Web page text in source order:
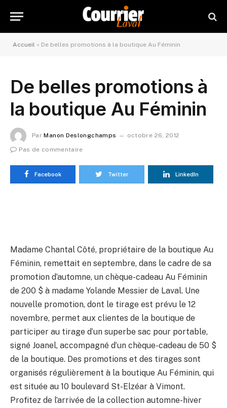
Accueil » De belles promotions à la boutique Au Féminin
De belles promotions à
la boutique Au Féminin
Par Manon Deslongchamps
octobre 26, 2012
Pas de commentaire
Facebook Twitter LinkedIn
Madame Chantal Côté, propriétaire de la boutique Au
Féminin, remettait en septembre, dans le cadre de sa
promotion d’automne, un chèque-cadeau Au Féminin
de 200 $ à madame Yolande Messier de Laval. Une
nouvelle promotion, dont le tirage est prévu le 12
novembre, permet aux clientes de la boutique de
participer au tirage d’un superbe sac pour portable,
signé Joanel, accompagné d’un chèque-cadeau de 50 $
de la boutique. Des promotions et des tirages sont
organisés régulièrement à la boutique Au Féminin, qui
est située au 10 boulevard St-Elzéar à Vimont.
Profitez de l’arrivée de la collection automne-hiver